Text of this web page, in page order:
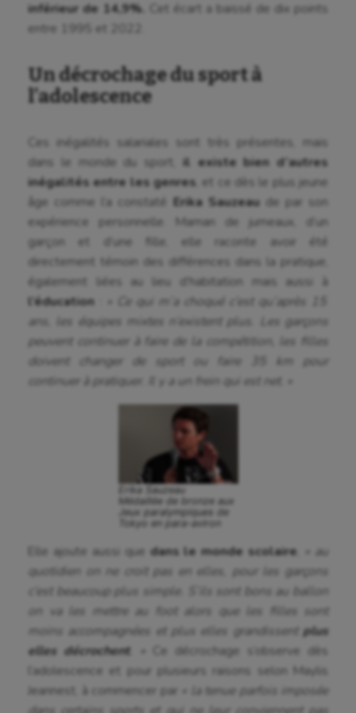
inférieur de 14,9%.
Cet écart a baissé de dix points
entre 1995 et 2022.
Un décrochage du sport à
l’adolescence
Ces inégalités salariales sont très présentes, mais
dans le monde du sport, il existe bien d’autres
inégalités entre les genres , et ce dès le plus jeune
âge comme l’a constaté Erika Sauzeau de par son
expérience personnelle. Maman de jumeaux, d’un
garçon et d’une fille, elle raconte avoir été
directement témoin des différences dans la pratique,
également liées au lieu d’habitation mais aussi à
l’éducation
« Ce qui m’a choqué c’est qu’après 15
ans, les équipes mixtes n’existent plus. Les garçons
peuvent continuer à faire de la compétition, les filles
doivent changer de sport ou faire 35 km pour
continuer à pratiquer. Il y a un frein qui est net. »
Médaillée de bronze aux
Jeux paralympiques de
Tokyo en para-aviron
Elle ajoute aussi que dans le monde scolaire
« au
quotidien on ne croit pas en elles, pour les garçons
c’est beaucoup plus simple. S’ils sont bons au ballon
on va les mettre au foot alors que les filles sont
moins accompagnées et plus elles grandissent plus
elles décrochent. »
Ce décrochage s’observe dès
l’adolescence et pour plusieurs raisons selon Maylis
Jeannest, à commencer par
« la tenue parfois imposée